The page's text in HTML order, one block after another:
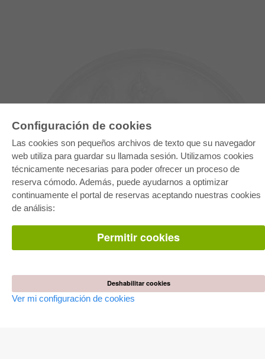
Configuración de cookies
Las cookies son pequeños archivos de texto que su navegador
web utiliza para guardar su llamada sesión. Utilizamos cookies
técnicamente necesarias para poder ofrecer un proceso de
reserva cómodo. Además, puede ayudarnos a optimizar
continuamente el portal de reservas aceptando nuestras cookies
de análisis:
Permitir cookies
Deshabilitar cookies
Ver mi configuración de cookies
E-COLLECTION
Paquete de especialidades
Facilitación de E-Books
Preguntas mas frequentes(FAQ)
Condiciones